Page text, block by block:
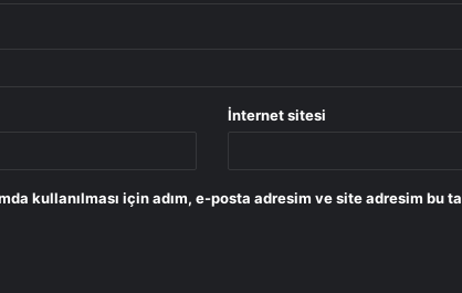
İnternet sitesi
kullanılması için adım, e-posta adresim ve site adresim bu